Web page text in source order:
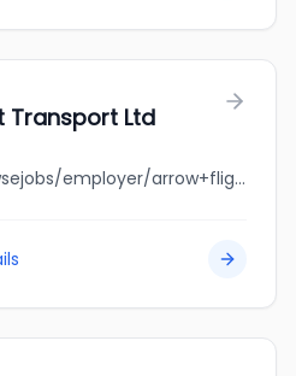
Transport Ltd
jobbank.gc.ca/browsejobs/employer/arrow+flight+transport+ltd/ca